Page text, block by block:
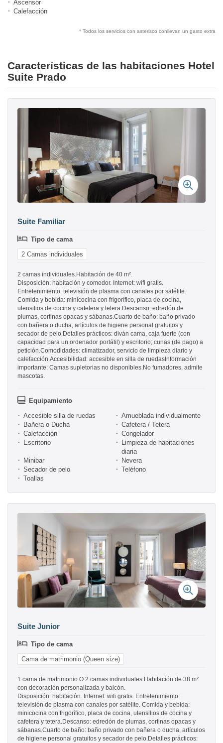
Ascensor
Calefacción
* Todos los servicios con asterisco conllevan un gasto extra
Características de las habitaciones Hotel
Suite Prado
Suite Familiar
Tipo de cama
2 Camas individuales
2 camas individuales.Habitación de 40 m².
Disposición: habitación y comedor. Internet: wifi gratis.
Entretenimiento: televisión de plasma con canales por satélite.
Comida y bebida: minicocina con frigorífico, placa de cocina,
utensilios de cocina y cafetera y tetera.Descanso: edredón de
plumas, cortinas opacas y sábanas.Cuarto de baño: baño privado
con bañera o ducha, artículos de higiene personal gratuitos y
secador de pelo.Detalles prácticos: diván cama, caja fuerte (con
capacidad para un ordenador portátil) y escritorio; cunas (de pago) a
petición.Comodidades: climatizador, servicio de limpieza diario y
calefacción.Accesibilidad: accesible en silla de ruedasInformación
importante: Camas supletorias no disponibles.No fumadores, admite
mascotas.
Equipamiento
Accesible silla de ruedas
Amueblada individualmente
Bañera o Ducha
Cafetera / Tetera
Calefacción
Congelador
Escritorio
Limpieza de habitaciones
diaria
Minibar
Nevera
Secador de pelo
Teléfono
Toallas
Suite Junior
Tipo de cama
Cama de matrimonio (Queen size)
1 cama de matrimonio O 2 camas individuales.Habitación de 38 m²
con decoración personalizada y balcón.
Disposición: habitación. Internet: wifi gratis. Entretenimiento:
televisión de plasma con canales por satélite. Comida y bebida:
minicocina con frigorífico, placa de cocina, utensilios de cocina y
cafetera y tetera.Descanso: edredón de plumas, cortinas opacas y
sábanas.Cuarto de baño: baño privado con bañera o ducha, artículos
de higiene personal gratuitos y secador de pelo.Detalles prácticos: